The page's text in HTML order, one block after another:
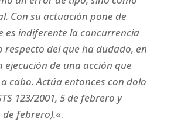
Con su actuación pone de
es indiferente la concurrencia
respecto del que ha dudado, en
ejecución de una acción que
cabo. Actúa entonces con dolo
123/2001, 5 de febrero y
de febrero).«.